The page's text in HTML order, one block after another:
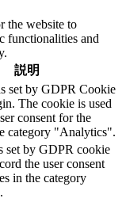
the website to
functionalities and
説明
set by GDPR Cookie
The cookie is used
consent for the
category "Analytics".
set by GDPR cookie
the user consent
in the category